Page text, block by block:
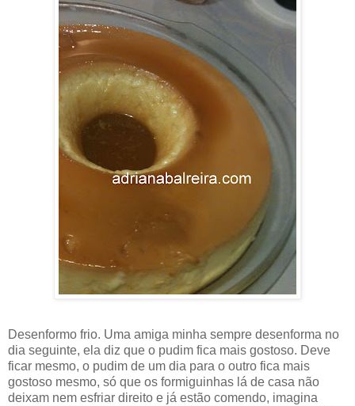
Desenformo frio. Uma amiga minha sempre desenforma no
dia seguinte, ela diz que o pudim fica mais gostoso. Deve
ficar mesmo, o pudim de um dia para o outro fica mais
gostoso mesmo, só que os formiguinhas lá de casa não
deixam nem esfriar direito e já estão comendo, imagina